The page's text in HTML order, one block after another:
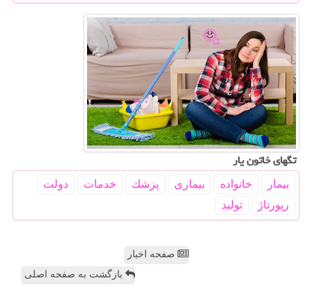
تگهای خاتون یار
بیمار خانواده بیماری پزشك خدمات
دولت
رپورتاژ
تولید
صفحه اخبار
بازگشت به صفحه اصلی